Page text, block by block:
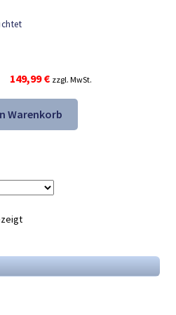
Ursprünglicher
Preis
war:
249,99 €
149,99€Aktueller
Preis
ist:
149,99 €.
zzgl. MwSt.
Warenkorb